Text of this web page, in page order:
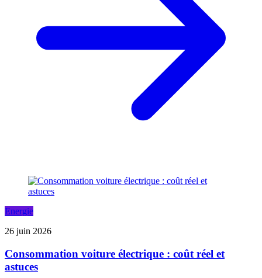
Energie
26 juin 2026
Consommation voiture électrique : coût réel et
astuces